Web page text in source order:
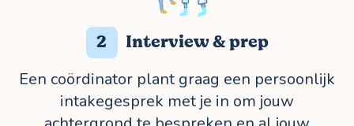
2 Interview & prep
Een coördinator plant graag een persoonlijk
intakegesprek met je in om jouw